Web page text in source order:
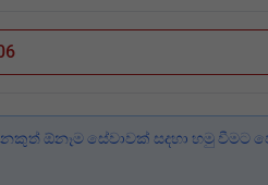
ඕනෑම සේවාවක් සදහා හමු වීමට